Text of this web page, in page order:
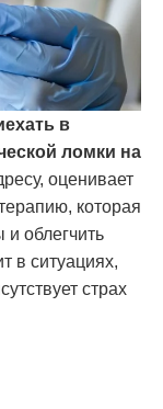
в
ломки на
оценивает
которая
и облегчить
в ситуациях,
страх